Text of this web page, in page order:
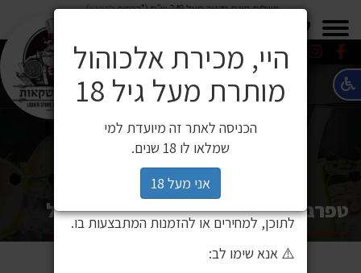
משלוח חינם בקניה מעל 249 ש"ח (*בכפוף לתקנון)
טפרברג אינספייר דסטיטאז' 750 מ''ל
⚠️ הודעה חשובה ללקוחותינו
לאחרונה זיהינו כי גורם חיצוני העתיק את
בהם שימוש ללא אישור. מדובר באתר שאינו
שייך לחברת שר המשקאות, ואיננו אחראים
לתוכן, למחירים או להזמנות המתבצעות בו.
⚠️ אנא שימו לב:
היי, מכירת אלכוהול
מותרת מעל גיל 18
הכניסה לאתר זה מיועדת למי
שמלאו לו 18 שנים.
אני מעל 18